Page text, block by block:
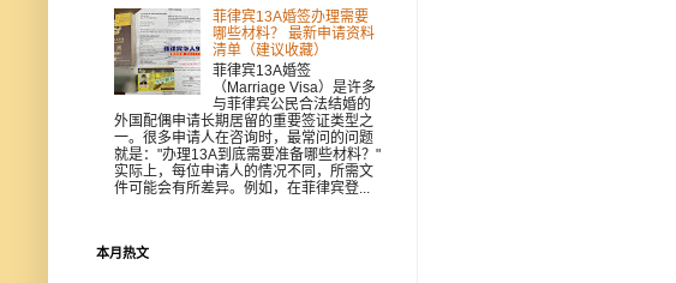
菲律宾13A婚签办理需要
哪些材料？ 最新申请资料
清单（建议收藏）
菲律宾13A婚签
（Marriage Visa）是许多
与菲律宾公民合法结婚的
外国配偶申请长期居留的重要签证类型之
一。很多申请人在咨询时，最常问的问题
就是："办理13A到底需要准备哪些材料？"
实际上，每位申请人的情况不同，所需文
件可能会有所差异。例如，在菲律宾登...
本月热文